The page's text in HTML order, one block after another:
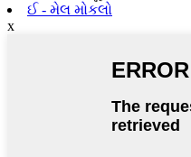
ઈ - મેલ મોકલો
x